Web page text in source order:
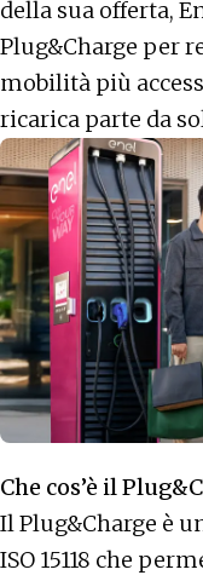
della sua offerta,
Plug&Charge per
mobilità più
ricarica parte da
Che cos’è il
Il Plug&Charge è
ISO 15118 che